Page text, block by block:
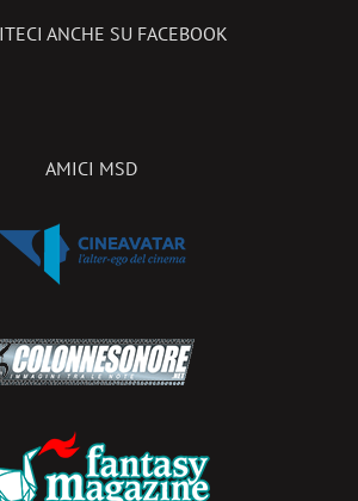
ANCHE SU FACEBOOK
AMICI MSD